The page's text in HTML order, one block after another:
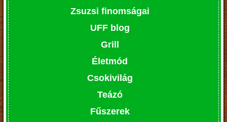
Zsuzsi finomságai
UFF blog
Grill
Életmód
Csokivilág
Teázó
Fűszerek